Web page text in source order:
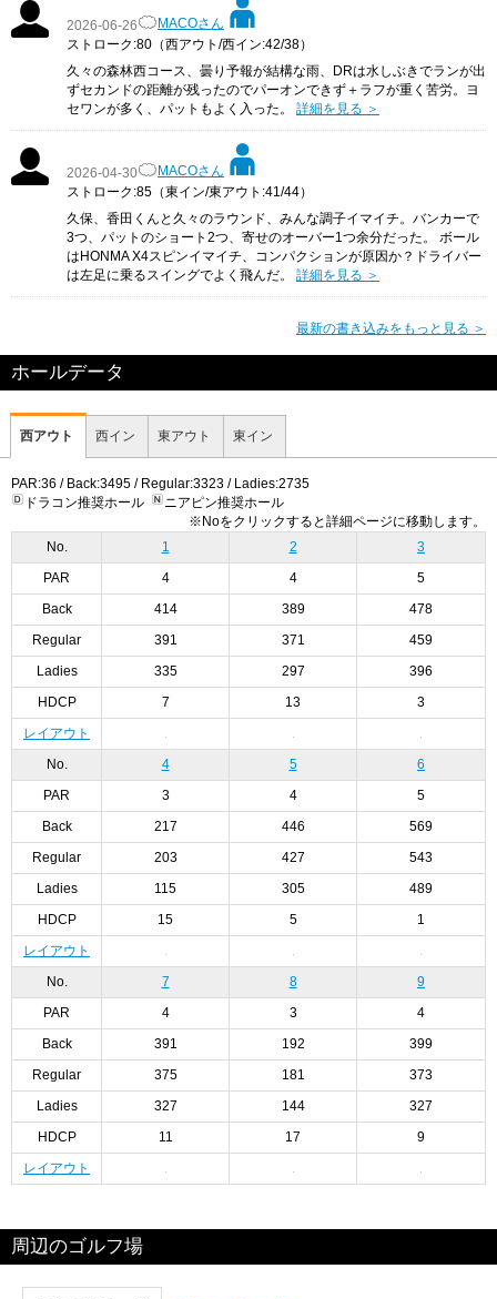
2026-06-26
MACOさん
ストローク:80（西アウト/西イン:42/38）
久々の森林西コース、曇り予報が結構な雨、DRは水しぶきでランが出
ずセカンドの距離が残ったのでパーオンできず＋ラフが重く苦労。ヨ
セワンが多く、パットもよく入った。 詳細を見る ＞
2026-04-30
MACOさん
ストローク:85（東イン/東アウト:41/44）
久保、香田くんと久々のラウンド、みんな調子イマイチ。バンカーで
3つ、パットのショート2つ、寄せのオーバー1つ余分だった。 ボール
はHONMA X4スピンイマイチ、コンパクションが原因か？ドライバー
は左足に乗るスイングでよく飛んだ。 詳細を見る ＞
最新の書き込みをもっと見る ＞
ホールデータ
西アウト 西イン 東アウト 東イン
PAR:36 / Back:3495 / Regular:3323 / Ladies:2735
ドラコン推奨ホール
ニアピン推奨ホール
※Noをクリックすると詳細ページに移動します。
No.
1 2 3
PAR 4 4 5
Back 414 389 478
Regular 391 371 459
Ladies 335 297 396
HDCP 7 13 3
レイアウト
No. 4 5 6
PAR 3 4 5
Back 217 446 569
Regular 203 427 543
Ladies 115 305 489
HDCP 15 5 1
レイアウト
No. 7 8 9
PAR 4 3 4
Back 391 192 399
Regular 375 181 373
Ladies 327 144 327
HDCP 11 17 9
レイアウト
周辺のゴルフ場